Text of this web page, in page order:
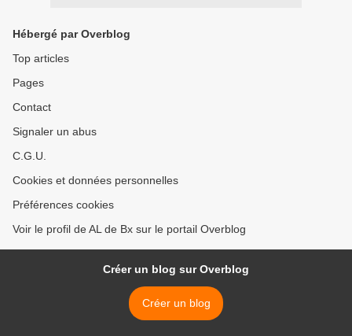
Hébergé par Overblog
Top articles
Pages
Contact
Signaler un abus
C.G.U.
Cookies et données personnelles
Préférences cookies
Voir le profil de AL de Bx sur le portail Overblog
Créer un blog sur Overblog
Créer un blog